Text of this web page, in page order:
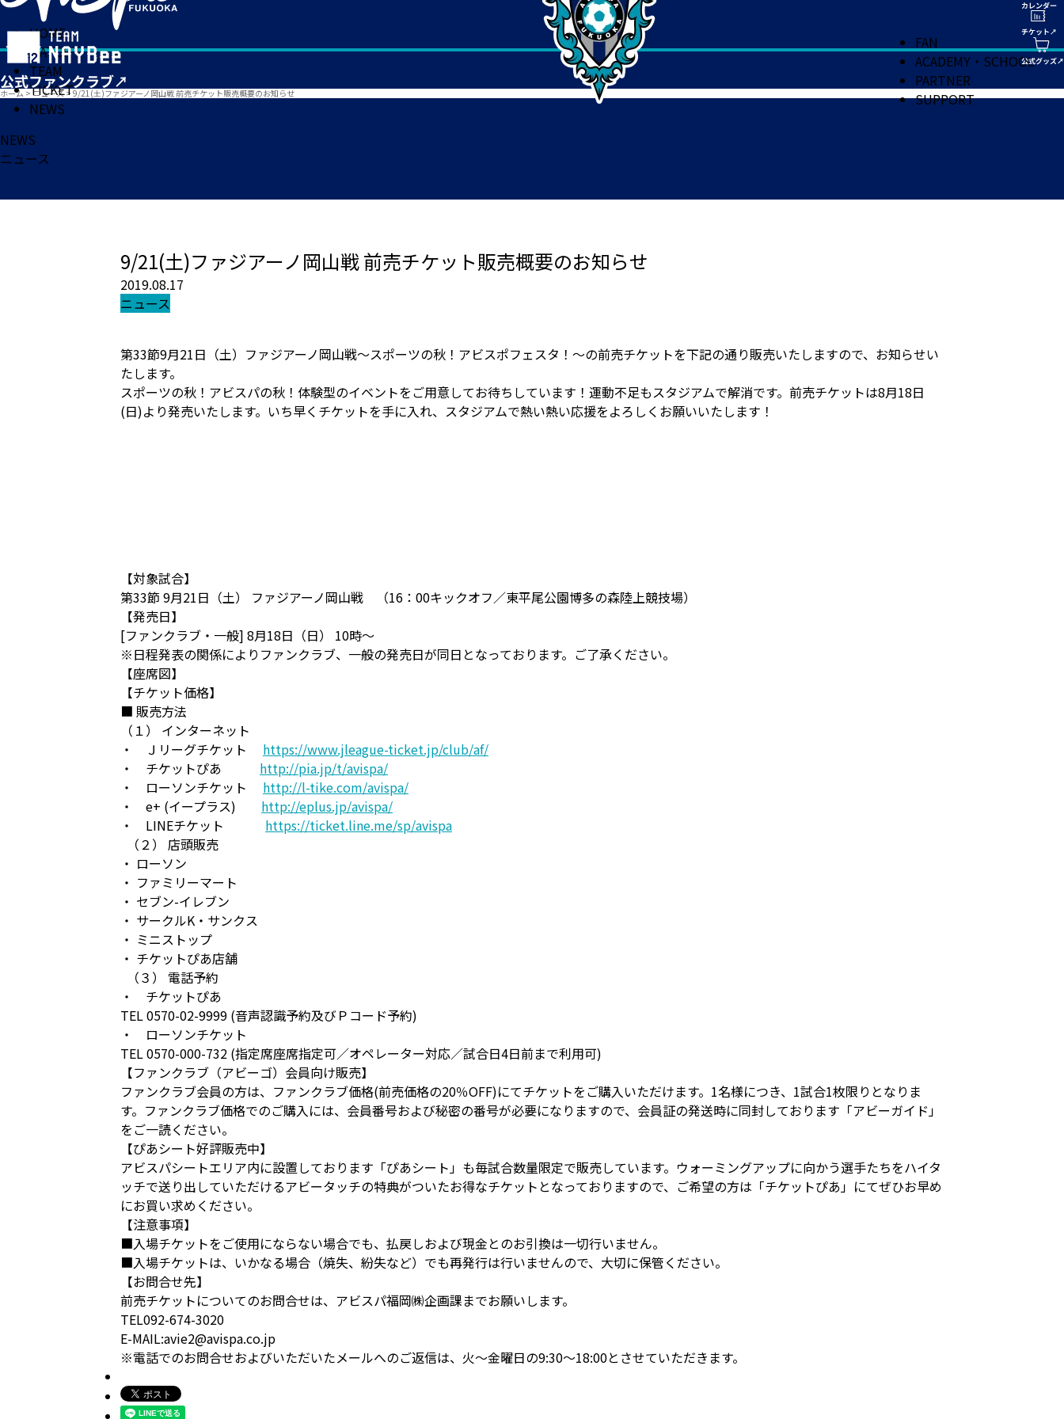
HOME
MATCH
TEAM
TICKET
NEWS
FAN
ACADEMY・SCHOOL
PARTNER
SUPPORT
ホーム > ニュース> 9/21(土)ファジアーノ岡山戦 前売チケット販売概要のお知らせ
NEWS
ニュース
9/21(土)ファジアーノ岡山戦 前売チケット販売概要のお知らせ
2019.08.17
ニュース
第33節9月21日（土）ファジアーノ岡山戦～スポーツの秋！アビスポフェスタ！～の前売チケットを下記の通り販売いたしますので、お知らせい
たします。
スポーツの秋！アビスパの秋！体験型のイベントをご用意してお待ちしています！運動不足もスタジアムで解消です。前売チケットは8月18日
(日)より発売いたします。いち早くチケットを手に入れ、スタジアムで熱い熱い応援をよろしくお願いいたします！
【対象試合】
第33節 9月21日（土） ファジアーノ岡山戦 （16：00キックオフ／東平尾公園博多の森陸上競技場）
【発売日】
[ファンクラブ・一般] 8月18日（日） 10時～
※日程発表の関係によりファンクラブ、一般の発売日が同日となっております。ご了承ください。
【座席図】
【チケット価格】
■ 販売方法
（１） インターネット
・ Ｊリーグチケット https://www.jleague-ticket.jp/club/af/
・ チケットぴあ http://pia.jp/t/avispa/
・ ローソンチケット http://l-tike.com/avispa/
・ e+ (イープラス) http://eplus.jp/avispa/
・ LINEチケット https://ticket.line.me/sp/avispa
（２） 店頭販売
・ ローソン
・ ファミリーマート
・ セブン-イレブン
・ サークルK・サンクス
・ ミニストップ
・ チケットぴあ店舗
（３） 電話予約
・ チケットぴあ
TEL 0570-02-9999 (音声認識予約及びＰコード予約)
・ ローソンチケット
TEL 0570-000-732 (指定席座席指定可／オペレーター対応／試合日4日前まで利用可)
【ファンクラブ（アビーゴ）会員向け販売】
ファンクラブ会員の方は、ファンクラブ価格(前売価格の20％OFF)にてチケットをご購入いただけます。1名様につき、1試合1枚限りとなりま
す。ファンクラブ価格でのご購入には、会員番号および秘密の番号が必要になりますので、会員証の発送時に同封しております「アビーガイド」
をご一読ください。
【ぴあシート好評販売中】
アビスパシートエリア内に設置しております「ぴあシート」も毎試合数量限定で販売しています。ウォーミングアップに向かう選手たちをハイタ
ッチで送り出していただけるアビータッチの特典がついたお得なチケットとなっておりますので、ご希望の方は「チケットぴあ」にてぜひお早め
にお買い求めください。
【注意事項】
■入場チケットをご使用にならない場合でも、払戻しおよび現金とのお引換は一切行いません。
■入場チケットは、いかなる場合（焼失、紛失など）でも再発行は行いませんので、大切に保管ください。
【お問合せ先】
前売チケットについてのお問合せは、アビスパ福岡㈱企画課までお願いします。
TEL092-674-3020
E-MAIL:avie2@avispa.co.jp
※電話でのお問合せおよびいただいたメールへのご返信は、火～金曜日の9:30～18:00とさせていただきます。